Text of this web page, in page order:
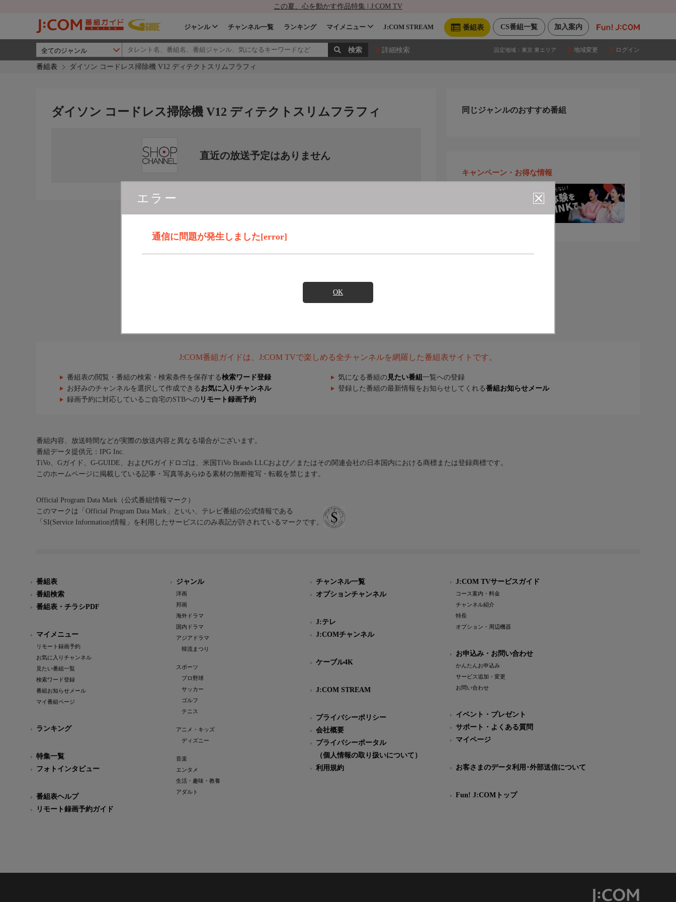
この夏、心を動かす作品特集 | J:COM TV
加入案内
CS番組一覧
番組表
ジャンル チャンネル一覧 ランキング マイメニュー J:COM STREAM
詳細検索 設定地域： 東京 東エリア 地域変更 ログイン
番組表 ダイソン コードレス掃除機 V12 ディテクトスリムフラフィ
エラー
通信に問題が発生しました[error]
OK
ダイソン コードレス掃除機 V12 ディテクトスリムフラフィ
直近の放送予定はありません
同じジャンルのおすすめ番組
キャンペーン・お得な情報
J:COM番組ガイドは、J:COM TVで楽しめる全チャンネルを網羅した番組表サイトです。
番組表の閲覧・番組の検索・検索条件を保存する検索ワード登録 気になる番組の 見たい番組 一覧への登録
お好みのチャンネルを選択して作成できる お気に入りチャンネル 登録した番組の最新情報をお知らせしてくれる番組お知らせメール
録画予約に対応しているご自宅のSTBへの リモート録画予約
番組内容、放送時間などが実際の放送内容と異なる場合がございます。
番組データ提供元：IPG Inc.
TiVo、Gガイド、G-GUIDE、およびGガイドロゴは、米国TiVo Brands LLCおよび／またはその関連会社の日本国内における商標または登録商標です。
このホームページに掲載している記事・写真等あらゆる素材の無断複写・転載を禁じます。
Official Program Data Mark（公式番組情報マーク）
このマークは「Official Program Data Mark」といい、テレビ番組の公式情報である
「SI(Service Information)情報」を利用したサービスにのみ表記が許されているマークです。
番組表
番組検索
番組表・チラシPDF
マイメニュー
リモート録画予約
お気に入りチャンネル
見たい番組一覧
検索ワード登録
番組お知らせメール
マイ番組ページ
ランキング
特集一覧
フォトインタビュー
番組表ヘルプ
リモート録画予約ガイド
ジャンル
洋画
邦画
海外ドラマ
国内ドラマ
アジアドラマ
韓流まつり
スポーツ
プロ野球
サッカー
ゴルフ
テニス
アニメ・キッズ
ディズニー
音楽
エンタメ
生活・趣味・教養
アダルト
チャンネル一覧
オプションチャンネル
J:テレ
J:COMチャンネル
ケーブル4K
J:COM STREAM
プライバシーポリシー
会社概要
プライバシーポータル
（個人情報の取り扱いについて）
利用規約
J:COM TVサービスガイド
コース案内・料金
チャンネル紹介
特長
オプション・周辺機器
お申込み・お問い合わせ
かんたんお申込み
サービス追加・変更
お問い合わせ
イベント・プレゼント
サポート・よくある質問
マイページ
お客さまのデータ利用･外部送信について
Fun! J:COMトップ